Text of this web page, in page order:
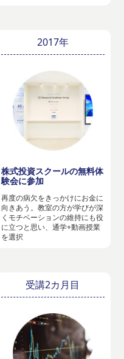
2017年
株式投資スクールの無料体
験会に参加
再度の病欠をきっかけにお金に
向きあう。教室の方が学びが深
くモチベーションの維持にも役
に立つと思い、通学+動画授業
を選択
受講2カ月目